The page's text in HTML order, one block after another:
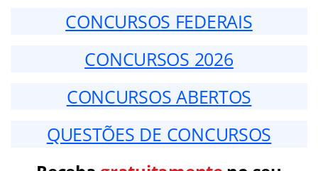
CONCURSOS FEDERAIS
CONCURSOS 2026
CONCURSOS ABERTOS
QUESTÕES DE CONCURSOS